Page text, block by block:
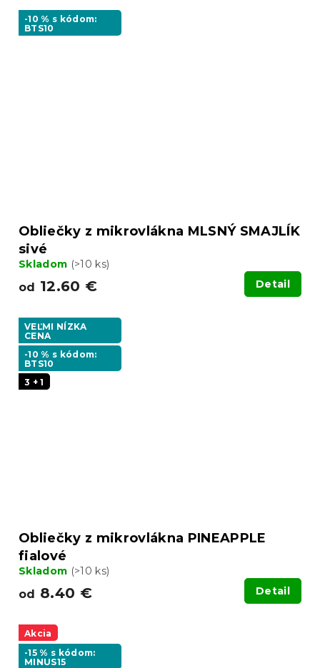
-10 % s kódom:
BTS10
Obliečky z mikrovlákna MLSNÝ SMAJLÍK
sivé
Skladom (>10 ks)
od 12.60 € Detail
VEĽMI NÍZKA
CENA
-10 % s kódom:
BTS10
3 + 1
Obliečky z mikrovlákna PINEAPPLE
fialové
Skladom (>10 ks)
od 8.40 € Detail
Akcia
-15 % s kódom:
MINUS15